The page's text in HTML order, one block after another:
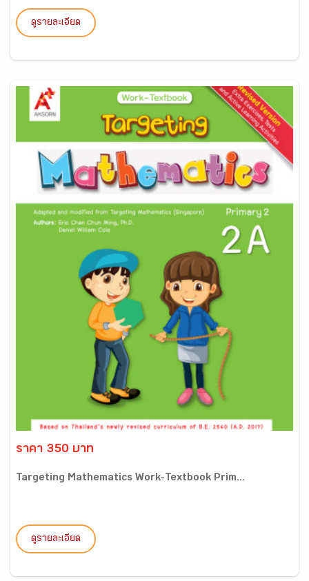
ดูรายละเอียด
ราคา 350 บาท
Targeting Mathematics Work-Textbook Prim...
ดูรายละเอียด